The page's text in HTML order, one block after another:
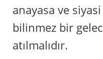
anayasa ve
bilinmez bir
atılmalıdır.